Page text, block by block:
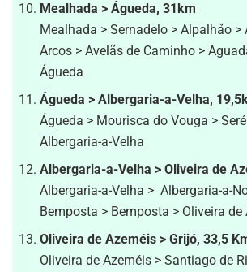
Mealhada > Águeda, 31km
Mealhada > Sernadelo > Alpalhão >
Arcos > Avelãs de Caminho >
Águeda
Águeda > Albergaria-a-Velha,
Águeda > Mourisca do Vouga >
Albergaria-a-Velha
Albergaria-a-Velha > Oliveira de
Albergaria-a-Velha > Albergaria-a-
Bemposta > Bemposta > Oliveira de
Oliveira de Azeméis > Grijó, 33,5
Oliveira de Azeméis > Santiago de